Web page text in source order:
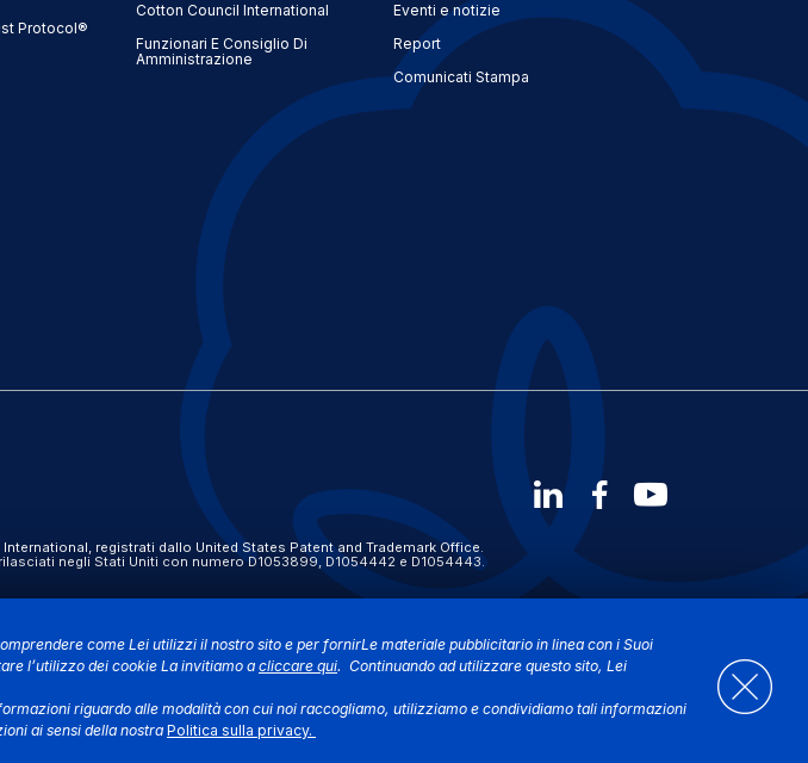
come Lei utilizzi il nostro sito e per fornirLe materiale pubblicitario in linea con i Suoi
l’utilizzo dei cookie La invitiamo a cliccare qui. Continuando ad utilizzare questo sito, Lei
riguardo alle modalità con cui noi raccogliamo, utilizziamo e condividiamo tali informazioni
ai sensi della nostra Politica sulla privacy.
Protocol®
Cotton Council International
Funzionari E Consiglio Di
Amministrazione
Eventi e notizie
Report
Comunicati Stampa
registrati dallo United States Patent and Trademark Office.
negli Stati Uniti con numero D1053899, D1054442 e D1054443.